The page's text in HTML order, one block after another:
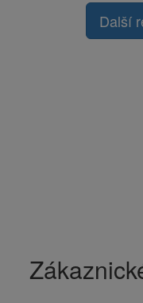
Další